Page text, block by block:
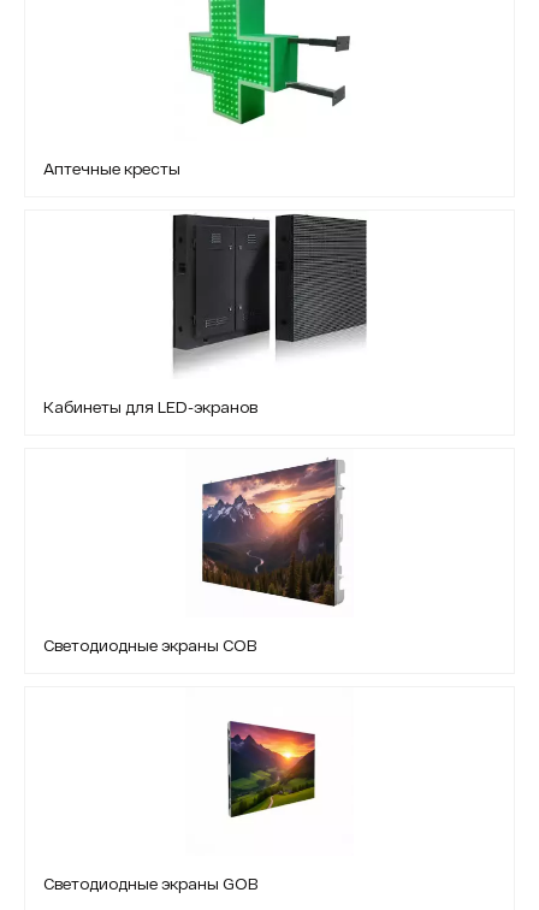
Аптечные кресты
Кабинеты для LED-экранов
Светодиодные экраны COB
Светодиодные экраны GOB